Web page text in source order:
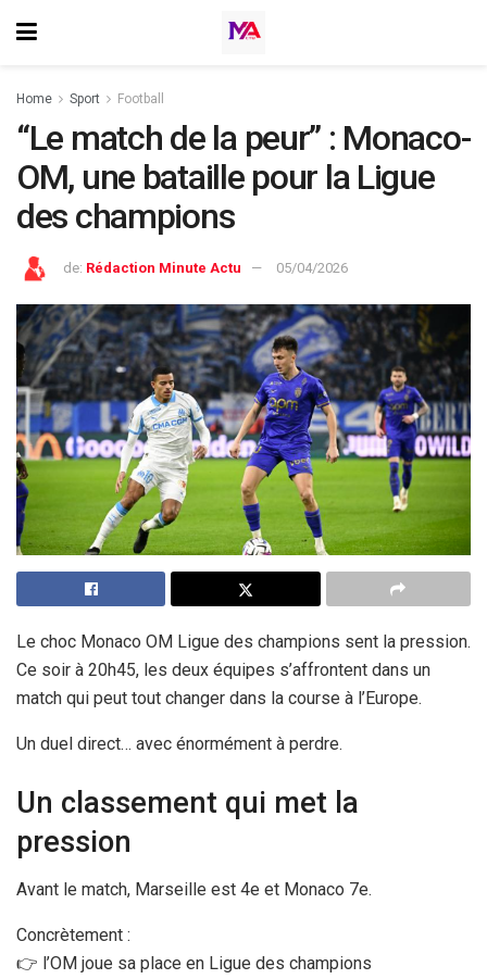
Home Sport Football
“Le match de la peur” : Monaco-
OM, une bataille pour la Ligue
des champions
de: Rédaction Minute Actu 05/04/2026
Le choc Monaco OM Ligue des champions sent la pression.
Ce soir à 20h45, les deux équipes s’affrontent dans un
match qui peut tout changer dans la course à l’Europe.
Un duel direct… avec énormément à perdre.
Un classement qui met la
pression
Avant le match, Marseille est 4e et Monaco 7e.
Concrètement :
👉 l’OM joue sa place en Ligue des champions